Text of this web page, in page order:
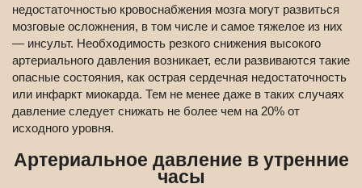
недостаточностью кровоснабжения мозга могут развиться
мозговые осложнения, в том числе и самое тяжелое из них
— инсульт. Необходимость резкого снижения высокого
артериального давления возникает, если развиваются такие
опасные состояния, как острая сердечная недостаточность
или инфаркт миокарда. Тем не менее даже в таких случаях
давление следует снижать не более чем на 20% от
исходного уровня.
Артериальное давление в утренние
часы